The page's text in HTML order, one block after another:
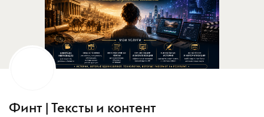
Финт | Тексты и контент